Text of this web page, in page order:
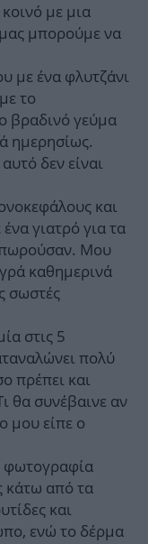
με μια
μπορούμε να
με ένα φλυτζάνι
το
βραδινό γεύμα
ημερησίως.
δεν είναι
και
γιατρό για τα
Μου
καθημερινά
σωστές
στις 5
πολύ
πρέπει και
θα συνέβαινε αν
μου είπε ο
φωτογραφία
κάτω από τα
και
ενώ το δέρμα